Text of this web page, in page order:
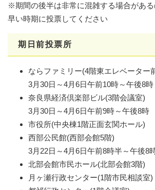
※期間の後半は非常に混雑する場合があ
早い時期に投票してください
期日前投票所
ならファミリー(4階東エレベーター
3月30日～4月6日午前10時～午後8時
奈良県経済倶楽部ビル(3階会議室)
3月30日～4月6日午前9時～午後8時
市役所(中央棟1階正面玄関ホール)
西部公民館(西部会館5階)
3月22日～4月6日午前8時半～午後8
北部会館市民ホール(北部会館3階)
月ヶ瀬行政センター(1階市民相談室)